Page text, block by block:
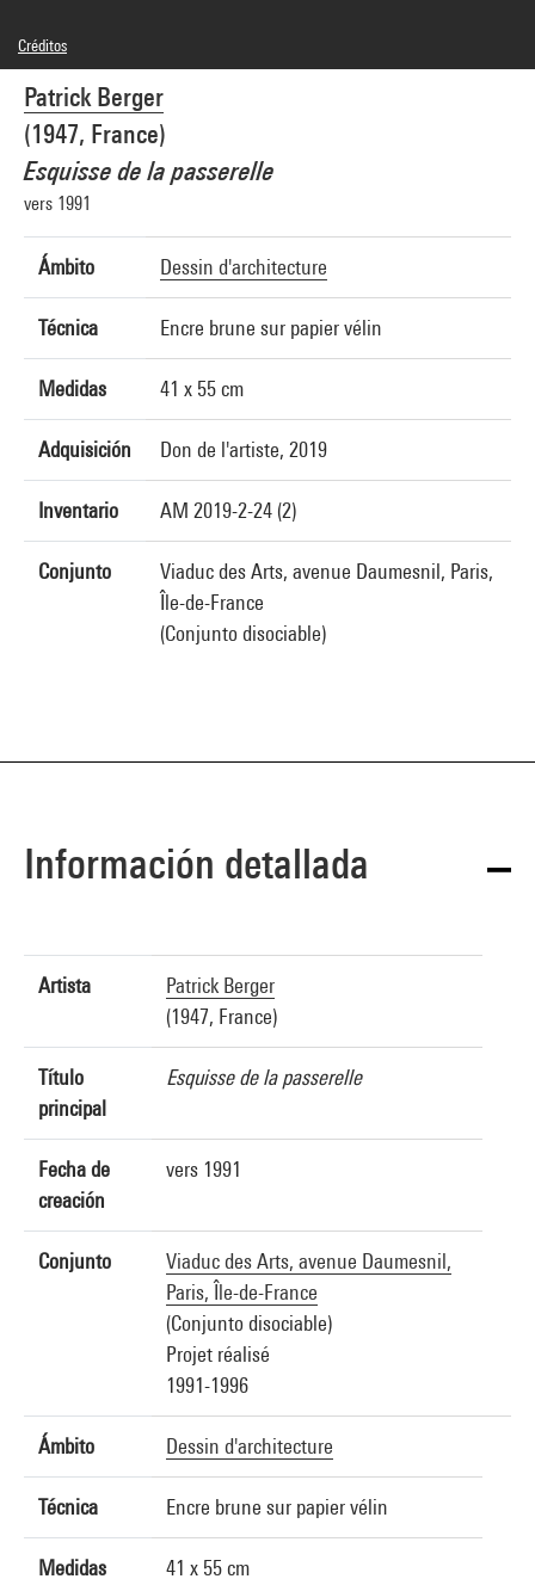
Patrick Berger
(1947, France)
Esquisse de la passerelle
vers 1991
Ámbito Dessin d'architecture
Técnica Encre brune sur papier vélin
Medidas 41 x 55 cm
Adquisición Don de l'artiste, 2019
Inventario AM 2019-2-24 (2)
Conjunto
Viaduc des Arts, avenue Daumesnil, Paris,
Île-de-France
(Conjunto disociable)
Créditos
© Patrick Berger
Créditos fotográficos : Centre Pompidou, MNAM-CCI/Hélène Mauri/Dist.
GrandPalaisRmn
Referencia de la imagen : 4N35199
Difusión de la imagen :GrandPalaisRmnPhoto
Información detallada
Artista
Patrick Berger
(1947, France)
Título
principal
Esquisse de la passerelle
Fecha de
creación
vers 1991
Conjunto
Viaduc des Arts, avenue Daumesnil,
Paris, Île-de-France
(Conjunto disociable)
Projet réalisé
1991-1996
Ámbito Dessin d'architecture
Técnica Encre brune sur papier vélin
Medidas 41 x 55 cm